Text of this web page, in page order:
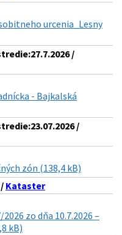
urcenia_Lesny
/
- Bajkalská
/
zón (138,4 kB)
Kataster
zo dňa 10.7.2026 –
kB)